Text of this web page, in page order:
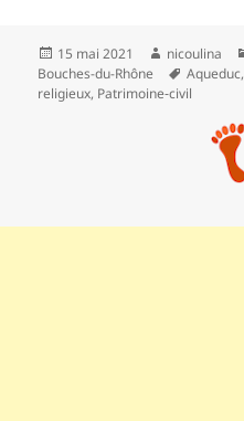
Publié
le
15 mai 2021 Auteur
nicoulina
Bouches-du-Rhône
Mots-
clés
Aqueduc,
religieux, Patrimoine‑civil